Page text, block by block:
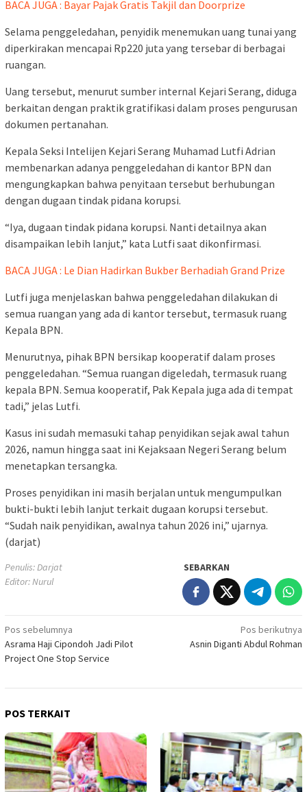
BACA JUGA : Bayar Pajak Gratis Takjil dan Doorprize
Selama penggeledahan, penyidik menemukan uang tunai yang
diperkirakan mencapai Rp220 juta yang tersebar di berbagai
ruangan.
Uang tersebut, menurut sumber internal Kejari Serang, diduga
berkaitan dengan praktik gratifikasi dalam proses pengurusan
dokumen pertanahan.
Kepala Seksi Intelijen Kejari Serang Muhamad Lutfi Adrian
membenarkan adanya penggeledahan di kantor BPN dan
mengungkapkan bahwa penyitaan tersebut berhubungan
dengan dugaan tindak pidana korupsi.
“Iya, dugaan tindak pidana korupsi. Nanti detailnya akan
disampaikan lebih lanjut,” kata Lutfi saat dikonfirmasi.
BACA JUGA : Le Dian Hadirkan Bukber Berhadiah Grand Prize
Lutfi juga menjelaskan bahwa penggeledahan dilakukan di
semua ruangan yang ada di kantor tersebut, termasuk ruang
Kepala BPN.
Menurutnya, pihak BPN bersikap kooperatif dalam proses
penggeledahan. “Semua ruangan digeledah, termasuk ruang
kepala BPN. Semua kooperatif, Pak Kepala juga ada di tempat
tadi,” jelas Lutfi.
Kasus ini sudah memasuki tahap penyidikan sejak awal tahun
2026, namun hingga saat ini Kejaksaan Negeri Serang belum
menetapkan tersangka.
Proses penyidikan ini masih berjalan untuk mengumpulkan
bukti-bukti lebih lanjut terkait dugaan korupsi tersebut.
“Sudah naik penyidikan, awalnya tahun 2026 ini,” ujarnya.
(darjat)
Penulis: Darjat
Editor: Nurul
SEBARKAN
Navigasi
pos
Pos sebelumnya
Asrama Haji Cipondoh Jadi Pilot
Project One Stop Service
Pos berikutnya
Asnin Diganti Abdul Rohman
POS TERKAIT